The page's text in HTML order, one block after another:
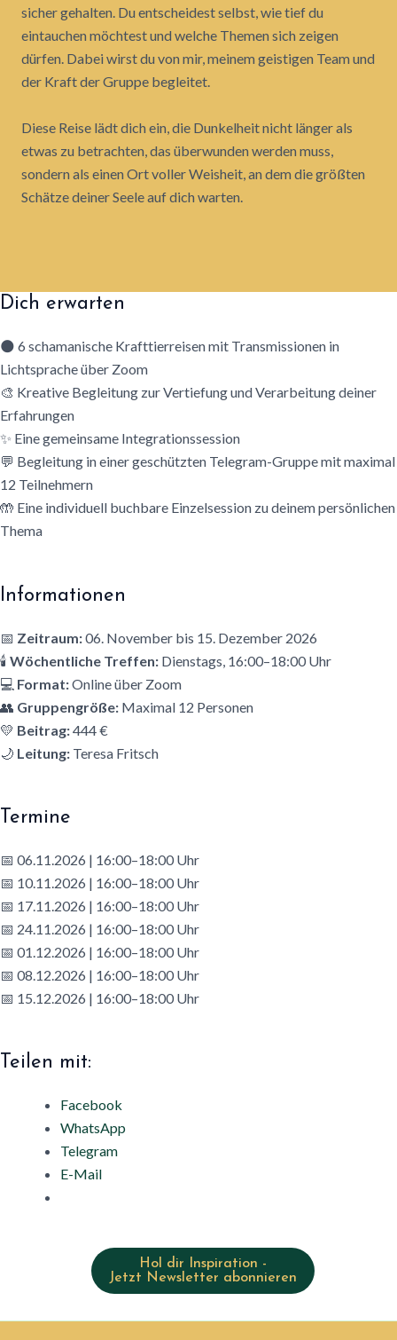
sicher gehalten. Du entscheidest selbst, wie tief du
eintauchen möchtest und welche Themen sich zeigen
dürfen. Dabei wirst du von mir, meinem geistigen Team und
der Kraft der Gruppe begleitet.
Diese Reise lädt dich ein, die Dunkelheit nicht länger als
etwas zu betrachten, das überwunden werden muss,
sondern als einen Ort voller Weisheit, an dem die größten
Schätze deiner Seele auf dich warten.
Dich erwarten
🌑 6 schamanische Krafttierreisen mit Transmissionen in
Lichtsprache über Zoom
🎨 Kreative Begleitung zur Vertiefung und Verarbeitung deiner
Erfahrungen
✨ Eine gemeinsame Integrationssession
💬 Begleitung in einer geschützten Telegram-Gruppe mit maximal
12 Teilnehmern
🤲 Eine individuell buchbare Einzelsession zu deinem persönlichen
Thema
Informationen
📅 Zeitraum:06. November bis 15. Dezember 2026
🕯️ Wöchentliche Treffen: Dienstags, 16:00–18:00 Uhr
💻 Format:Online über Zoom
👥 Gruppengröße: Maximal 12 Personen
💛 Beitrag:444 €
🌙 Leitung: Teresa Fritsch
Termine
📅 06.11.2026 | 16:00–18:00 Uhr
📅 10.11.2026 | 16:00–18:00 Uhr
📅 17.11.2026 | 16:00–18:00 Uhr
📅 24.11.2026 | 16:00–18:00 Uhr
📅 01.12.2026 | 16:00–18:00 Uhr
📅 08.12.2026 | 16:00–18:00 Uhr
📅 15.12.2026 | 16:00–18:00 Uhr
Teilen mit:
Facebook
WhatsApp
Telegram
E-Mail
Hol dir Inspiration -
Jetzt Newsletter abonnieren